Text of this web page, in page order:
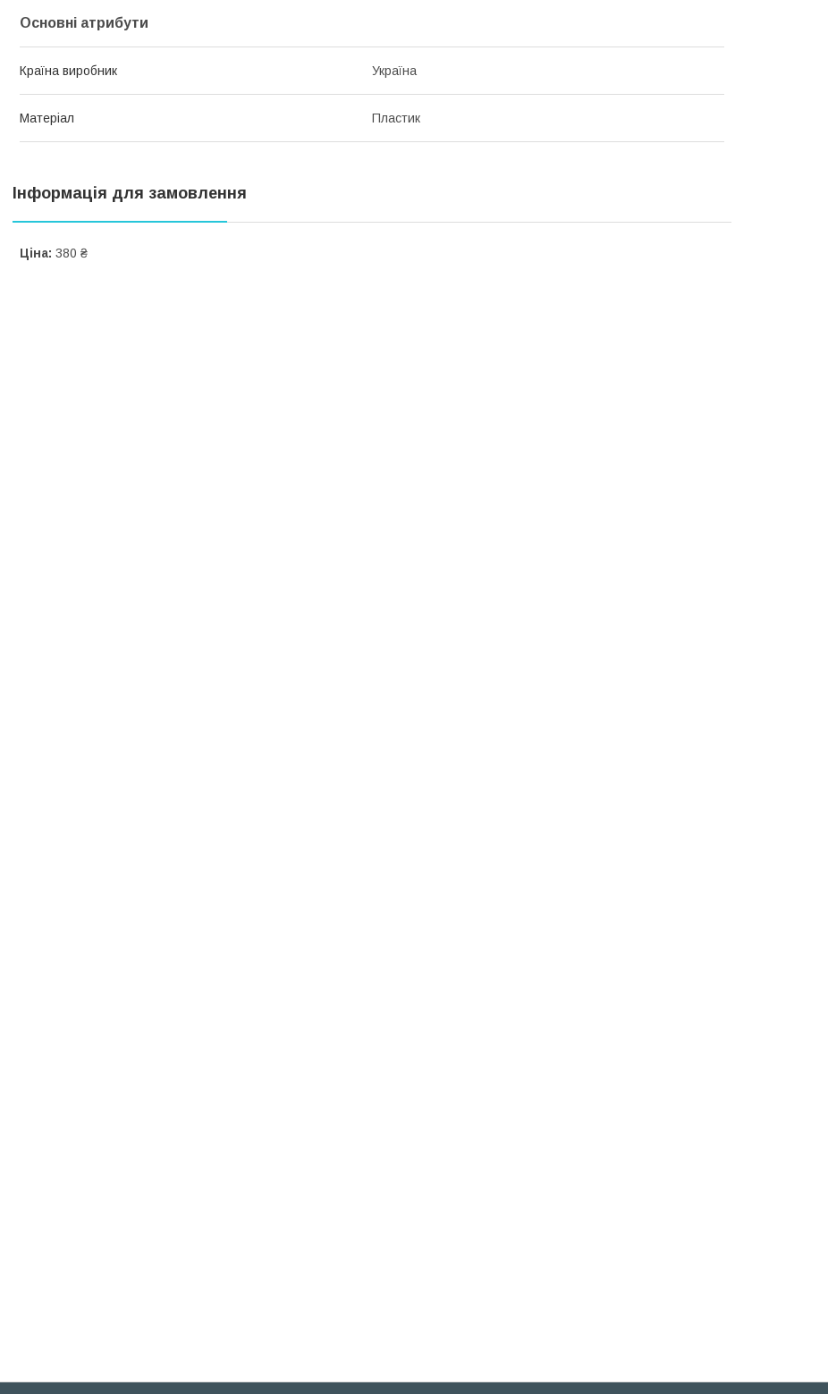
Основні атрибути
Країна виробник Україна
Матеріал Пластик
Інформація для замовлення
Ціна: 380 ₴